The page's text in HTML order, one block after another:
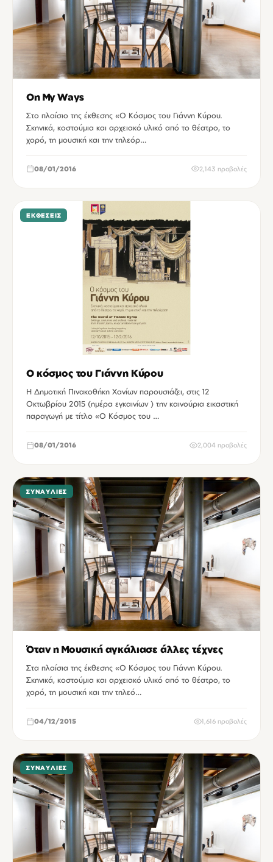
On My Ways
Στο πλαίσιο της έκθεσης «Ο Κόσμος του Γιάννη Κύρου.
Σκηνικά, κοστούμια και αρχειακό υλικό από το θέατρο, το
χορό, τη μουσική και την τηλεόρ…
08/01/2016 2,143 προβολές
ΕΚΘΈΣΕΙΣ
Ο κόσμος του Γιάννη Κύρου
Η Δημοτική Πινακοθήκη Χανίων παρουσιάζει, στις 12
Οκτωβρίου 2015 (ημέρα εγκαινίων ) την καινούρια εικαστική
παραγωγή με τίτλο «Ο Κόσμος του …
08/01/2016 2,004 προβολές
ΣΥΝΑΥΛΊΕΣ
Όταν η Μουσική αγκάλιασε άλλες τέχνες
Στα πλαίσια της έκθεσης «Ο Κόσμος του Γιάννη Κύρου.
Σκηνικά, κοστούμια και αρχειακό υλικό από το θέατρο, το
χορό, τη μουσική και την τηλεό…
04/12/2015 1,616 προβολές
ΣΥΝΑΥΛΊΕΣ